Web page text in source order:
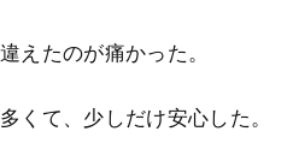
えたのが痛かった。
くて、少しだけ安心した。